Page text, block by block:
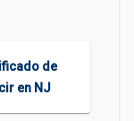
de
en NJ